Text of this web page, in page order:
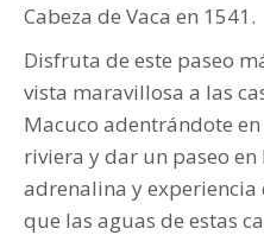
Cabeza de Vaca en 1541.
Disfruta de este paseo
vista maravillosa a las
Macuco adentrándote
riviera y dar un paseo
adrenalina y experiencia
que las aguas de estas